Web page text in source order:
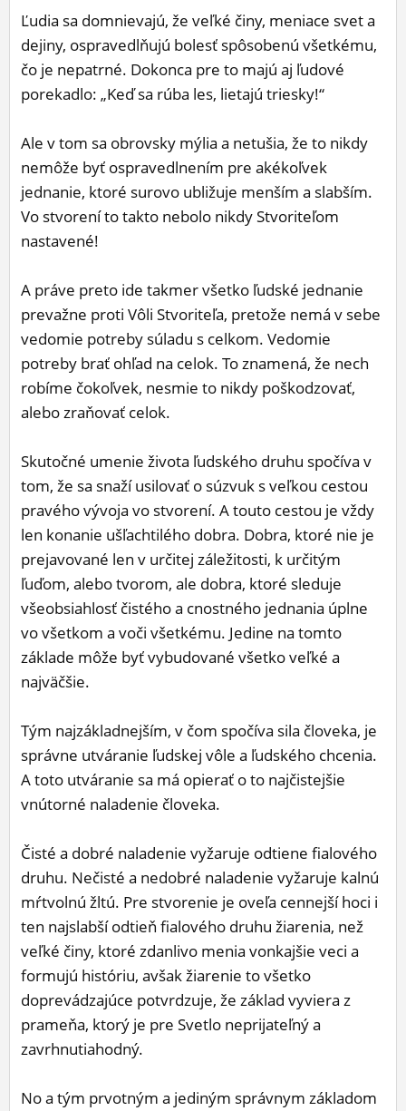
Ľudia sa domnievajú, že veľké činy, meniace svet a
dejiny, ospravedlňujú bolesť spôsobenú všetkému,
čo je nepatrné. Dokonca pre to majú aj ľudové
porekadlo: „Keď sa rúba les, lietajú triesky!“
Ale v tom sa obrovsky mýlia a netušia, že to nikdy
nemôže byť ospravedlnením pre akékoľvek
jednanie, ktoré surovo ubližuje menším a slabším.
Vo stvorení to takto nebolo nikdy Stvoriteľom
nastavené!
A práve preto ide takmer všetko ľudské jednanie
prevažne proti Vôli Stvoriteľa, pretože nemá v sebe
vedomie potreby súladu s celkom. Vedomie
potreby brať ohľad na celok. To znamená, že nech
robíme čokoľvek, nesmie to nikdy poškodzovať,
alebo zraňovať celok.
Skutočné umenie života ľudského druhu spočíva v
tom, že sa snaží usilovať o súzvuk s veľkou cestou
pravého vývoja vo stvorení. A touto cestou je vždy
len konanie ušľachtilého dobra. Dobra, ktoré nie je
prejavované len v určitej záležitosti, k určitým
ľuďom, alebo tvorom, ale dobra, ktoré sleduje
všeobsiahlosť čistého a cnostného jednania úplne
vo všetkom a voči všetkému. Jedine na tomto
základe môže byť vybudované všetko veľké a
najväčšie.
Tým najzákladnejším, v čom spočíva sila človeka, je
správne utváranie ľudskej vôle a ľudského chcenia.
A toto utváranie sa má opierať o to najčistejšie
vnútorné naladenie človeka.
Čisté a dobré naladenie vyžaruje odtiene fialového
druhu. Nečisté a nedobré naladenie vyžaruje kalnú
mŕtvolnú žltú. Pre stvorenie je oveľa cennejší hoci i
ten najslabší odtieň fialového druhu žiarenia, než
veľké činy, ktoré zdanlivo menia vonkajšie veci a
formujú históriu, avšak žiarenie to všetko
doprevádzajúce potvrdzuje, že základ vyviera z
prameňa, ktorý je pre Svetlo neprijateľný a
zavrhnutiahodný.
No a tým prvotným a jediným správnym základom